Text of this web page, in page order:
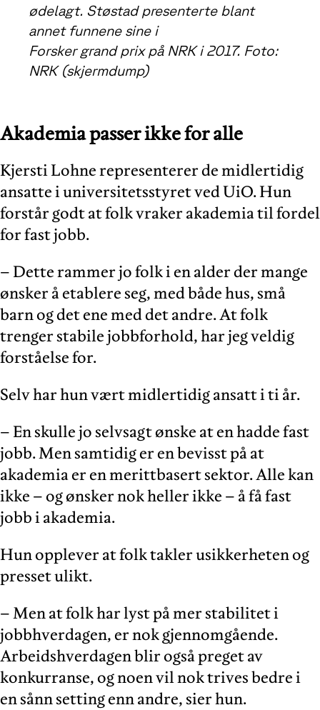
ødelagt. Støstad presenterte blant
annet funnene sine i
Forsker grand prix på NRK i 2017. Foto:
NRK (skjermdump)
Akademia passer ikke for alle
Kjersti Lohne representerer de midlertidig
ansatte i universitetsstyret ved UiO. Hun
forstår godt at folk vraker akademia til fordel
for fast jobb.
– Dette rammer jo folk i en alder der mange
ønsker å etablere seg, med både hus, små
barn og det ene med det andre. At folk
trenger stabile jobbforhold, har jeg veldig
forståelse for.
Selv har hun vært midlertidig ansatt i ti år.
– En skulle jo selvsagt ønske at en hadde fast
jobb. Men samtidig er en bevisst på at
akademia er en merittbasert sektor. Alle kan
ikke – og ønsker nok heller ikke – å få fast
jobb i akademia.
Hun opplever at folk takler usikkerheten og
presset ulikt.
– Men at folk har lyst på mer stabilitet i
jobbhverdagen, er nok gjennomgående.
Arbeidshverdagen blir også preget av
konkurranse, og noen vil nok trives bedre i
en sånn setting enn andre, sier hun.